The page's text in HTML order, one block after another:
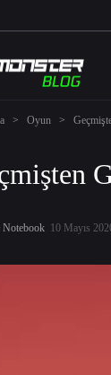
> Oyun >
10 Mayıs